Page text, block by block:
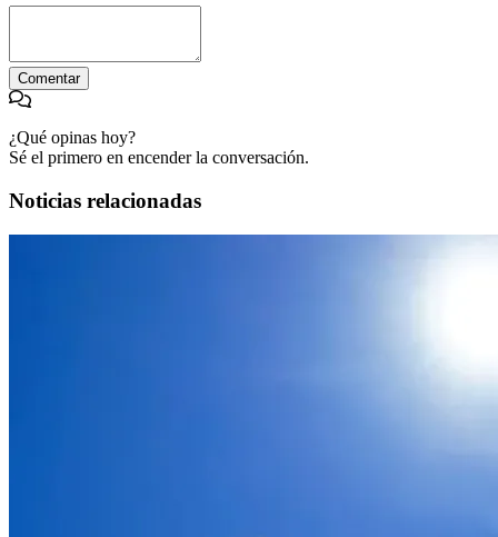
Comentar
¿Qué opinas hoy?
Sé el primero en encender la conversación.
Noticias relacionadas